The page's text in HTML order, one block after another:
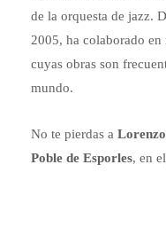
de la orquesta de jazz.
2005, ha colaborado
cuyas obras son
mundo.
No te pierdas a
Poble de Esporles, en